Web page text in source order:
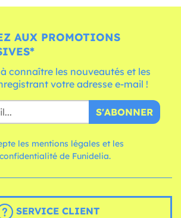
AUX PROMOTIONS
connaître les nouveautés et les
votre adresse e-mail !
S'ABONNER
les mentions légales et les
de Funidelia.
SERVICE CLIENT